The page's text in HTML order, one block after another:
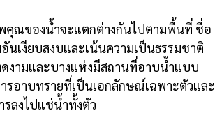
คุณของน้ำจะแตกต่างกันไปตามพื้นที่ ชื่อ
เงียบสงบและเน้นความเป็นธรรมชาติ
งามและบางแห่งมีสถานที่อาบน้ำแบบ
รอาบทรายที่เป็นเอกลักษณ์เฉพาะตัวและ
รลงไปแช่น้ำทั้งตัว